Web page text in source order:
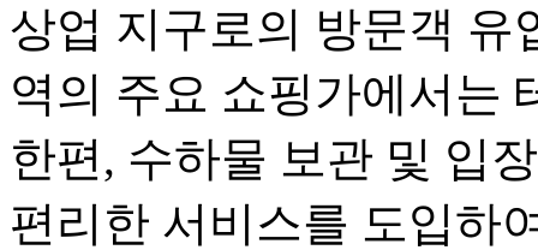
상업 지구로의 방문객 유
역의 주요 쇼핑가에서는
한편, 수하물 보관 및 입
편리한 서비스를 도입하